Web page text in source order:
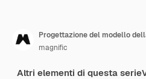
magnific
Altri elementi di questa serie